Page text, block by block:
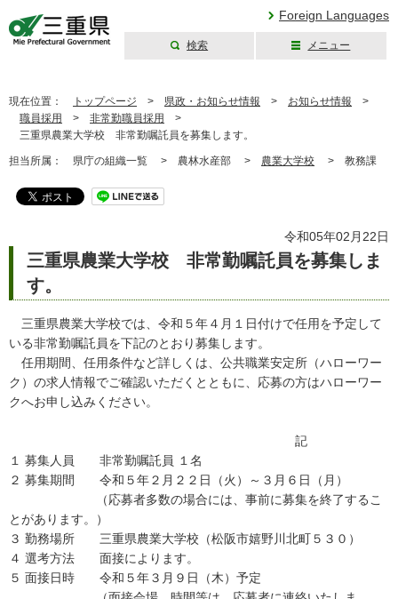
Foreign Languages
検索 メニュー
現在位置： トップページ > 県政・お知らせ情報 > お知らせ情報 >
職員採用
> 非常勤職員採用
>
三重県農業大学校 非常勤嘱託員を募集します。
担当所属： 県庁の組織一覧 > 農林水産部 > 農業大学校 > 教務課
令和05年02月22日
三重県農業大学校 非常勤嘱託員を募集しま
す。
三重県農業大学校では、令和５年４月１日付けで任用を予定して
いる非常勤嘱託員を下記のとおり募集します。
任用期間、任用条件など詳しくは、公共職業安定所（ハローワー
ク）の求人情報でご確認いただくとともに、応募の方はハローワー
クへお申し込みください。
記
１ 募集人員 非常勤嘱託員 １名
２ 募集期間 令和５年２月２２日（火）～３月６日（月）
（応募者多数の場合には、事前に募集を終了するこ
とがあります。）
３ 勤務場所 三重県農業大学校（松阪市嬉野川北町５３０）
４ 選考方法 面接によります。
５ 面接日時 令和５年３月９日（木）予定